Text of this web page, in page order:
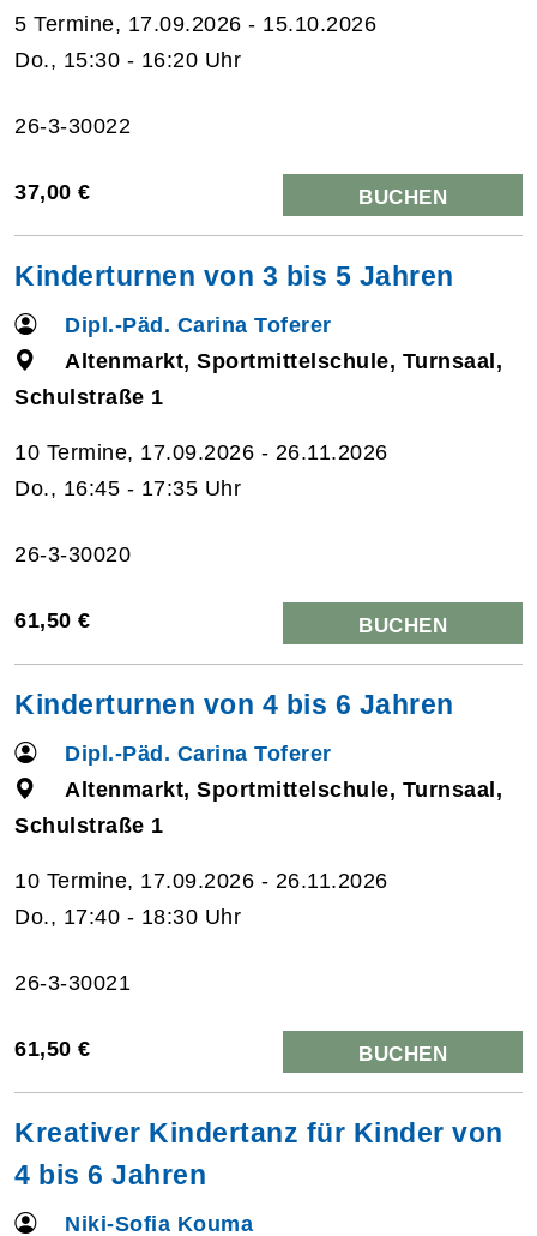
5 Termine, 17.09.2026 - 15.10.2026
Do., 15:30 - 16:20 Uhr
26-3-30022
37,00 € BUCHEN
Kinderturnen von 3 bis 5 Jahren
Dipl.-Päd. Carina Toferer
Altenmarkt, Sportmittelschule, Turnsaal,
Schulstraße 1
10 Termine, 17.09.2026 - 26.11.2026
Do., 16:45 - 17:35 Uhr
26-3-30020
61,50 € BUCHEN
Kinderturnen von 4 bis 6 Jahren
Dipl.-Päd. Carina Toferer
Altenmarkt, Sportmittelschule, Turnsaal,
Schulstraße 1
10 Termine, 17.09.2026 - 26.11.2026
Do., 17:40 - 18:30 Uhr
26-3-30021
61,50 € BUCHEN
Kreativer Kindertanz für Kinder von
4 bis 6 Jahren
Niki-Sofia Kouma